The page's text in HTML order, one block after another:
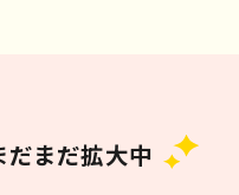
まだ拡大中